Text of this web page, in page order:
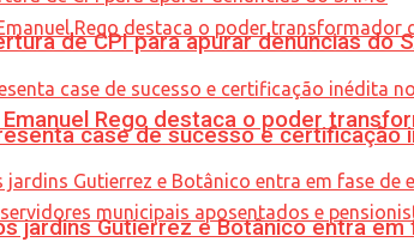
Rego destaca o poder
de CPI para apurar denúncias do
case de sucesso e certificação
jardins Gutierrez e Botânico entra